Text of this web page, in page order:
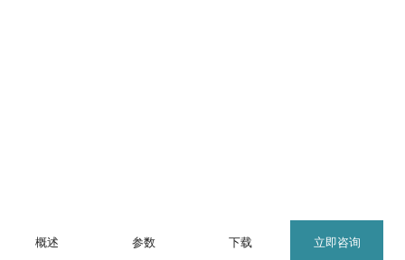
概述 参数 下载 立即咨询